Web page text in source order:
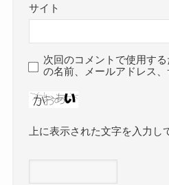
サイト
次回のコメントで使用す
の名前、メールアドレス、
上に表示された文字を入力し